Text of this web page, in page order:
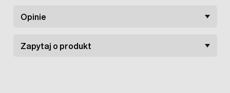
Polecane produkty:
uchwyt izolowany ze sprężyną
Opinie
Zapytaj o produkt